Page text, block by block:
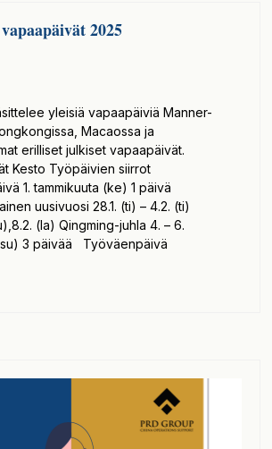
2025
yleisiä vapaapäiviä Manner-
Macaossa ja
erilliset julkiset vapaapäivät.
Kesto Työpäivien siirrot
1. tammikuuta (ke) 1 päivä
uusivuosi 28.1. (ti) – 4.2. (ti)
(la) Qingming-juhla 4. – 6.
3 päivää Työväenpäivä